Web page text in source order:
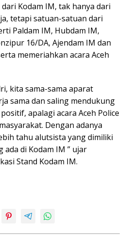
Kodam IM, tak hanya dari
tetapi satuan-satuan dari
Paldam IM, Hubdam IM,
16/DA, Ajendam IM dan
memeriahkan acara Aceh
kita sama-sama aparat
sama dan saling mendukung
apalagi acara Aceh Police
Dengan adanya
tahu alutsista yang dimiliki
ada di Kodam IM ” ujar
Stand Kodam IM.